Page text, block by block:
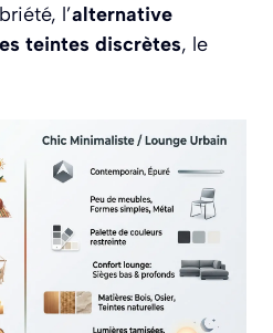
l’alternative
teintes discrètes, le